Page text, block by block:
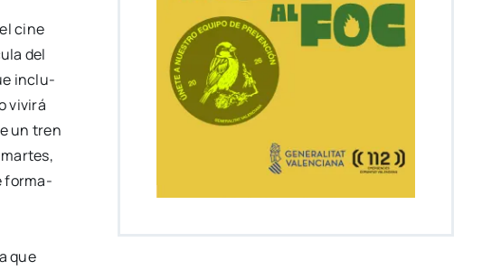
cine
del
inclu­
vivi­rá
un tren
for­ma­
que